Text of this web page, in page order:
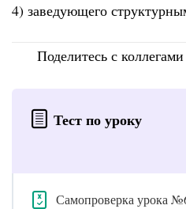
4) заведующего
Поделитесь с
Тест по уроку
Самопроверка урока